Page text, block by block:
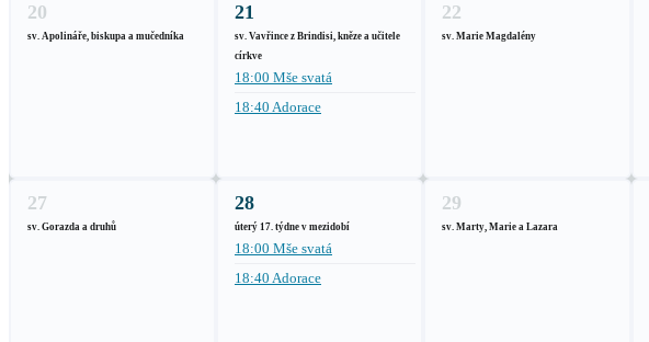
20
sv. Apolináře, biskupa a mučedníka
21
sv. Vavřince z Brindisi, kněze a učitele
církve
18:00 Mše svatá
18:40 Adorace
22
sv. Marie Magdalény
27
sv. Gorazda a druhů
28
úterý 17. týdne v mezidobí
18:00 Mše svatá
18:40 Adorace
29
sv. Marty, Marie a Lazara